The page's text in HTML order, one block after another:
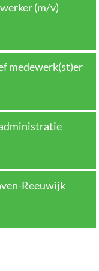
(m/v)
medewerk(st)er
Reeuwijk